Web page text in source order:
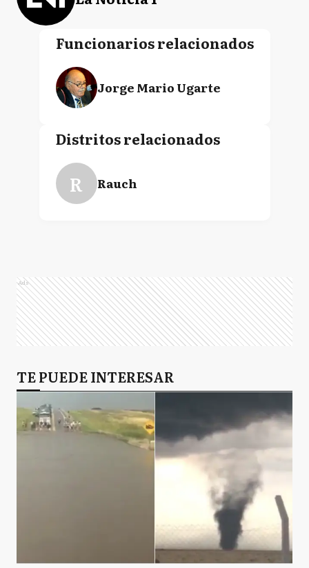
Funcionarios relacionados
Jorge Mario Ugarte
Distritos relacionados
R Rauch
Ads
TE PUEDE INTERESAR